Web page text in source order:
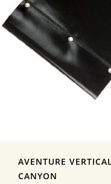
AVENTURE
CANYON